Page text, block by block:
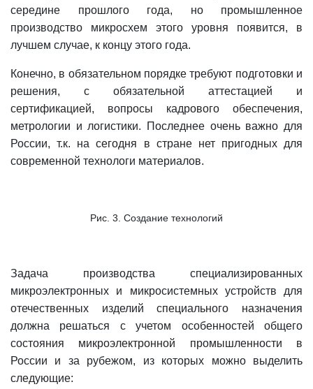
середине прошлого года, но промышленное
производство микросхем этого уровня появится, в
лучшем случае, к концу этого года.
Конечно, в обязательном порядке требуют подготовки и
решения, с обязательной аттестацией и
сертификацией, вопросы кадрового обеспечения,
метрологии и логистики. Последнее очень важно для
России, т.к. на сегодня в стране нет пригодных для
современной технологи материалов.
Рис. 3. Создание технологий
Задача производства специализированных
микроэлектронных и микросистемных устройств для
отечественных изделий специального назначения
должна решаться с учетом особенностей общего
состояния микроэлектронной промышленности в
России и за рубежом, из которых можно выделить
следующие: